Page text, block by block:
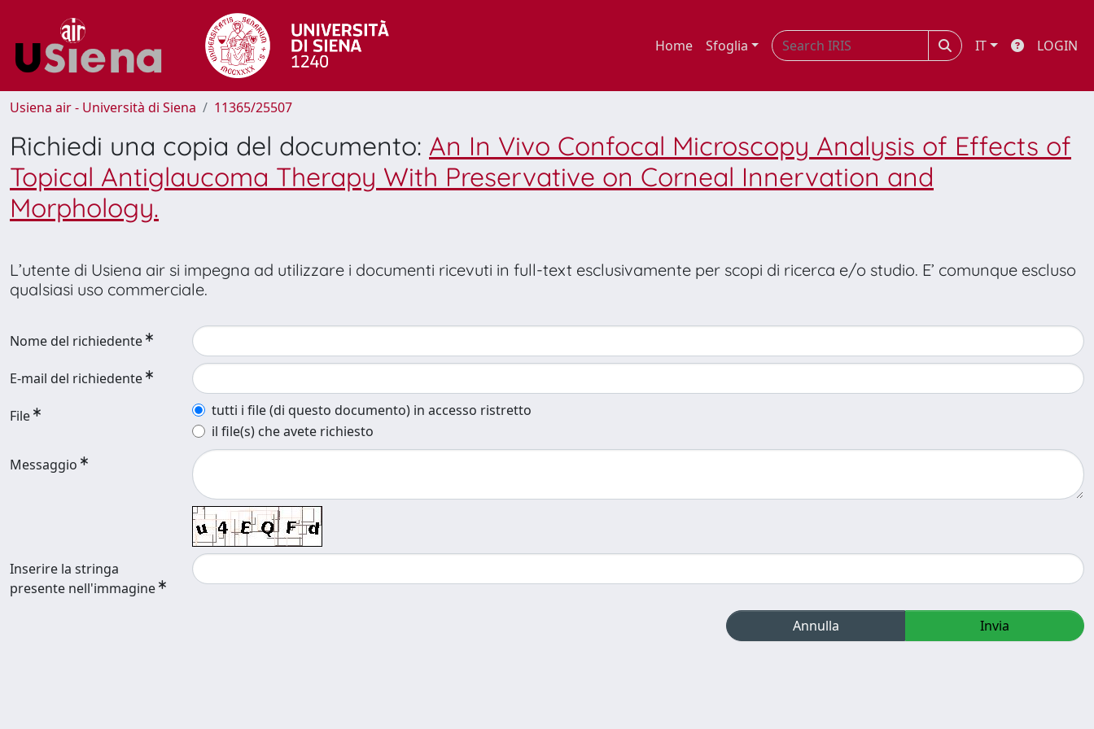
Home Sfoglia IT LOGIN
Usiena air - Università di Siena 11365/25507
Richiedi una copia del documento: An In Vivo Confocal Microscopy Analysis of Effects of
Topical Antiglaucoma Therapy With Preservative on Corneal Innervation and
Morphology.
L’utente di Usiena air si impegna ad utilizzare i documenti ricevuti in full-text esclusivamente per scopi di ricerca e/o studio. E’ comunque escluso
qualsiasi uso commerciale.
Nome del richiedente
E-mail del richiedente
File
tutti i file (di questo documento) in accesso ristretto
il file(s) che avete richiesto
Messaggio
Inserire la stringa
presente nell'immagine
Annulla Invia